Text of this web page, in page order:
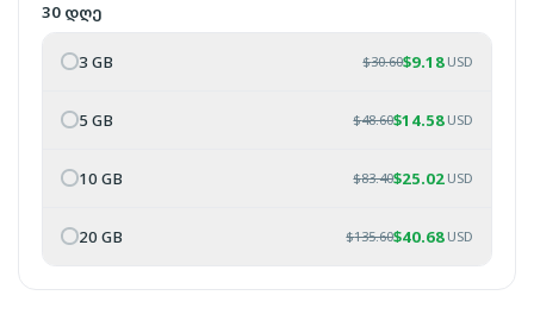
30 დღე
3 GB $30.60$9.18 USD
5 GB $48.60$14.58 USD
10 GB $83.40$25.02 USD
20 GB $135.60$40.68 USD